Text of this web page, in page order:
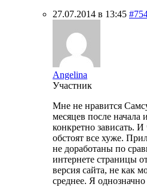
27.07.2014 в 13:45
Angelina
Участник
Мне не нравится
месяцев после начала
конкретно зависать.
обстоят все хуже.
не доработаны по
интернете страницы
версия сайта, не как
среднее. Я